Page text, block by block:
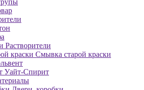
Растворители
Смывка старой краски
Уайт-Спирит